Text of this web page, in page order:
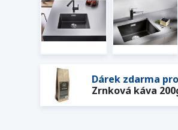
Dárek zdarma
Zrnková káva